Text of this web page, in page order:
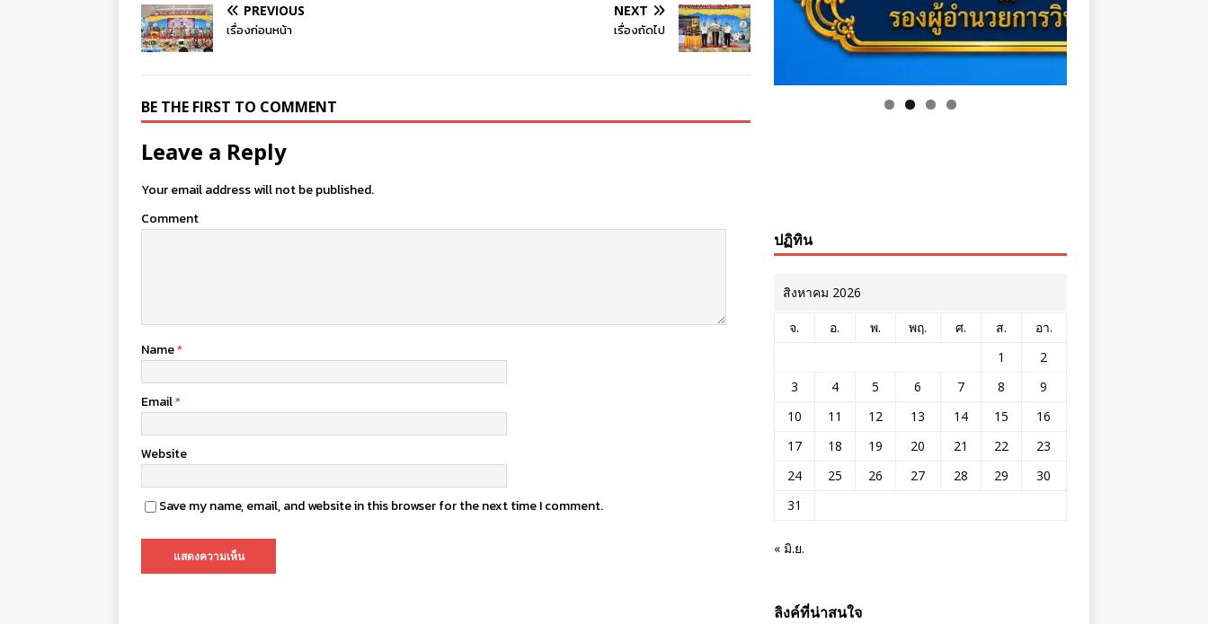
PREVIOUS
เรื่องก่อนหน้า
NEXT
เรื่องถัดไป
BE THE FIRST TO COMMENT
Leave a Reply
Your email address will not be published.
Comment
Name*
Email*
Website
Save my name, email, and website in this browser for the next time I comment.
ปฏิทิน
สิงหาคม 2026
จ. อ. พ. พฤ. ศ. ส.
อา.
1
2
3
4 5 6 7 8
9
10
11 12 13 14 15
16
17
18 19 20 21 22
23
24
25 26 27 28 29
30
31
« มิ.ย.
ลิงค์ที่น่าสนใจ